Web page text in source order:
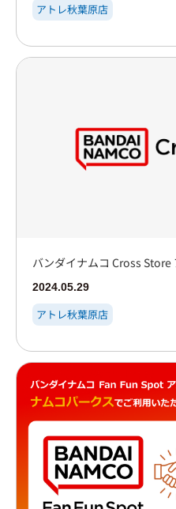
アトレ秋葉原店
バンダイナムコ Cross
2024.05.29
アトレ秋葉原店